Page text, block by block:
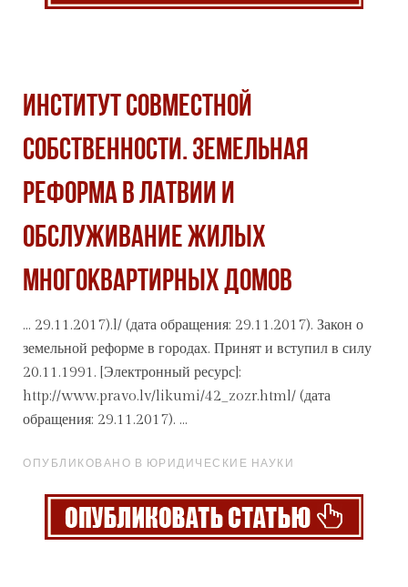
ИНСТИТУТ СОВМЕСТНОЙ
СОБСТВЕННОСТИ. ЗЕМЕЛЬНАЯ
РЕФОРМА В ЛАТВИИ И
ОБСЛУЖИВАНИЕ ЖИЛЫХ
МНОГОКВАРТИРНЫХ ДОМОВ
... 29.11.2017).l/ (дата обращения: 29.11.2017). Закон о
земельной реформе в городах. Принят и вступил в силу
20.11.1991. [Электронный ресурс]:
http://www.pravo.lv/likumi/42_zozr.html/ (дата
обращения: 29.11.2017). ...
ОПУБЛИКОВАНО В ЮРИДИЧЕСКИЕ НАУКИ